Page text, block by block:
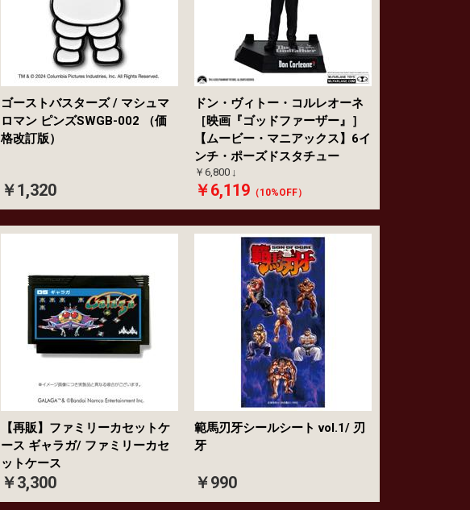
ゴーストバスターズ / マシュマ
ロマン ピンズSWGB-002 （価
格改訂版）
￥1,320
ドン・ヴィトー・コルレオーネ
［映画『ゴッドファーザー』］
【ムービー・マニアックス】6イ
ンチ・ポーズドスタチュー
￥6,800
￥6,119 （10%OFF）
【再販】ファミリーカセットケ
ース ギャラガ/ ファミリーカセ
ットケース
￥3,300
範馬刃牙シールシート vol.1/ 刃
牙
￥990